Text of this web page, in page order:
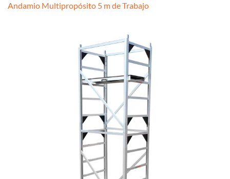
Andamio Multipropósito 5 m de Trabajo